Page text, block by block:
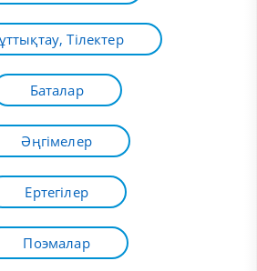
Тілектер
Баталар
Әңгімелер
Ертегілер
Поэмалар